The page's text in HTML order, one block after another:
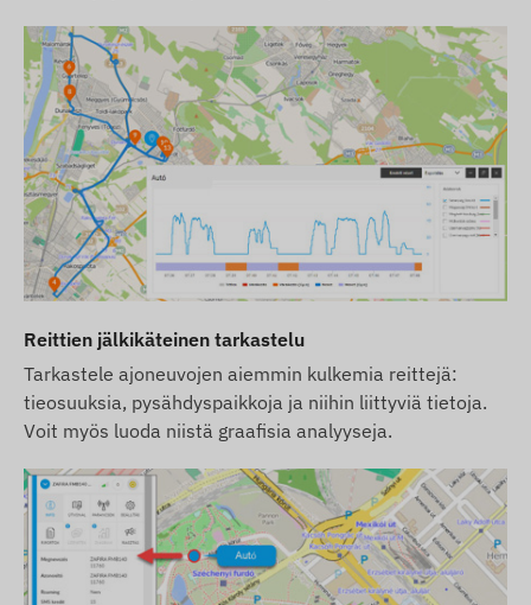
ja tarkkuuden. Huomioithan kuitenkin, että
valmistaja pidättää oikeuden muuttaa tuotetietoja
tai pakkausta ilman ennakkoilmoitusta. Tästä
syystä tuotteiden todellinen ulkonäkö voi poiketa
hieman kuvissa esitetystä. Pidätämme oikeuden
valmistajan tekemiin muutoksiin mahdollisten
poikkeamien osalta.
Reittien jälkikäteinen tarkastelu
Tarkastele ajoneuvojen aiemmin kulkemia reittejä:
tieosuuksia, pysähdyspaikkoja ja niihin liittyviä tietoja.
Voit myös luoda niistä graafisia analyyseja.